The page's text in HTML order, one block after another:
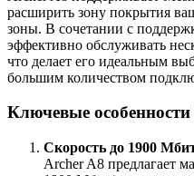
расширить зону покрытия
зоны. В сочетании с
эффективно обслуживать
что делает его идеальным
большим количеством
Ключевые
Скорость до 1900
Archer A8 предлагает